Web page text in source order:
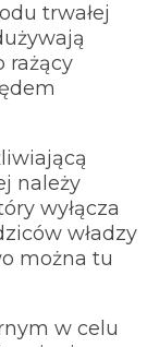
trwałej
rażący
należy
wyłącza
władzy
można tu
w celu